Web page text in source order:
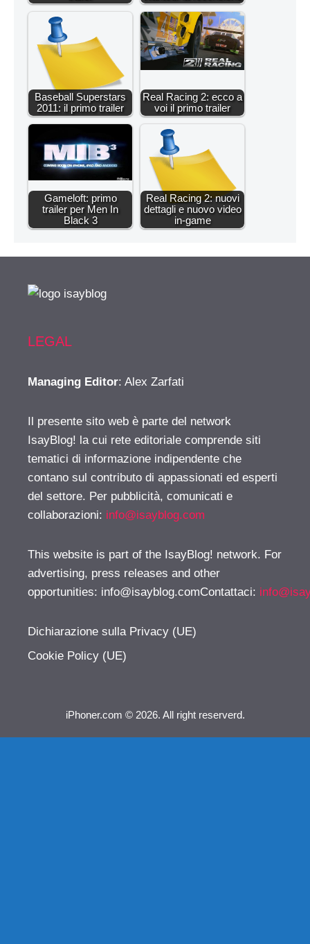
Baseball Superstars
2011: il primo trailer
Real Racing 2: ecco a
voi il primo trailer
Gameloft: primo
trailer per Men In
Black 3
Real Racing 2: nuovi
dettagli e nuovo video
in-game
LEGAL
Managing Editor: Alex Zarfati
Il presente sito web è parte del network
IsayBlog! la cui rete editoriale comprende siti
tematici di informazione indipendente che
contano sul contributo di appassionati ed esperti
del settore. Per pubblicità, comunicati e
collaborazioni: info@isayblog.com
This website is part of the IsayBlog! network. For
advertising, press releases and other
opportunities: info@isayblog.comContattaci:
Dichiarazione sulla Privacy (UE)
Cookie Policy (UE)
iPhoner.com © 2026. All right reserverd.